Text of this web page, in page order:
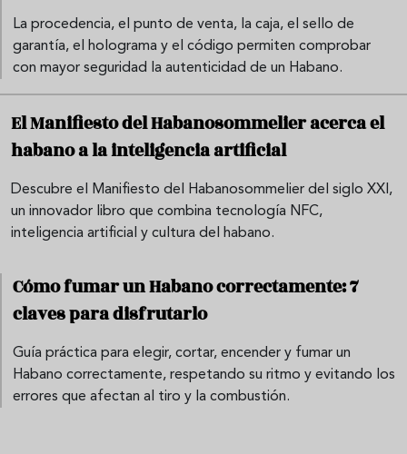
La procedencia, el punto de venta, la caja, el sello de
garantía, el holograma y el código permiten comprobar
con mayor seguridad la autenticidad de un Habano.
El Manifiesto del Habanosommelier acerca el
habano a la inteligencia artificial
Descubre el Manifiesto del Habanosommelier del siglo XXI,
un innovador libro que combina tecnología NFC,
inteligencia artificial y cultura del habano.
Cómo fumar un Habano correctamente: 7
claves para disfrutarlo
Guía práctica para elegir, cortar, encender y fumar un
Habano correctamente, respetando su ritmo y evitando los
errores que afectan al tiro y la combustión.